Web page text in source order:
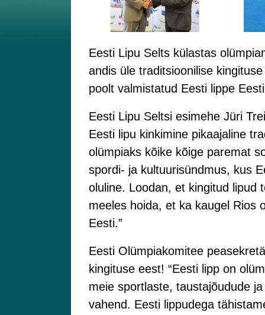
Eesti Lipu Selts külastas
andis üle traditsioonilise
poolt valmistatud Eesti lippe
Eesti Lipu Seltsi esimehe Jüri
Eesti lipu kinkimine pikaajaline
olümpiaks kõike kõige paremat
spordi- ja kultuurisündmus, kus
oluline. Loodan, et kingitud lipud
meeles hoida, et ka kaugel Rios
Eesti.”
Eesti Olümpiakomitee
kingituse eest! “Eesti lipp on
meie sportlaste, taustajõudude
vahend. Eesti lippudega